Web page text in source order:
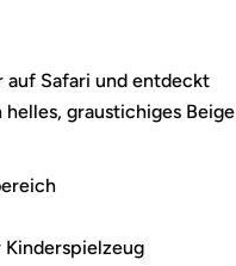
auf Safari und entdeckt
helles, graustichiges Beige